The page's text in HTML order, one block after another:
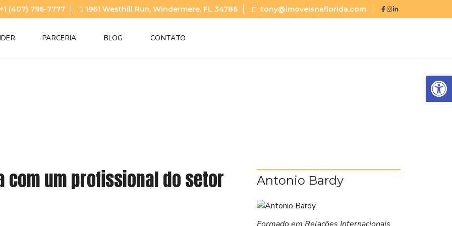
+1 (407) 796-7777 1961 Westhill Run, Windermere, FL 34786 tony@imoveisnaflorida.com
PARCERIA BLOG CONTATO
com um profissional do setor Antonio Bardy
Abrir a barra de ferramentas